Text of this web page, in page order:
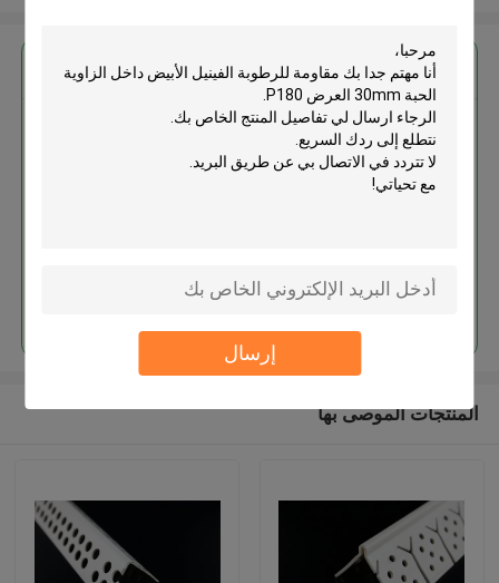
إرسال
احصل على افضل سعر ل
مقاومة للرطوبة الفينيل الأبيض داخل
الزاوية الحبة 30mm العرض P180
استمر
المنتجات الموصى بها